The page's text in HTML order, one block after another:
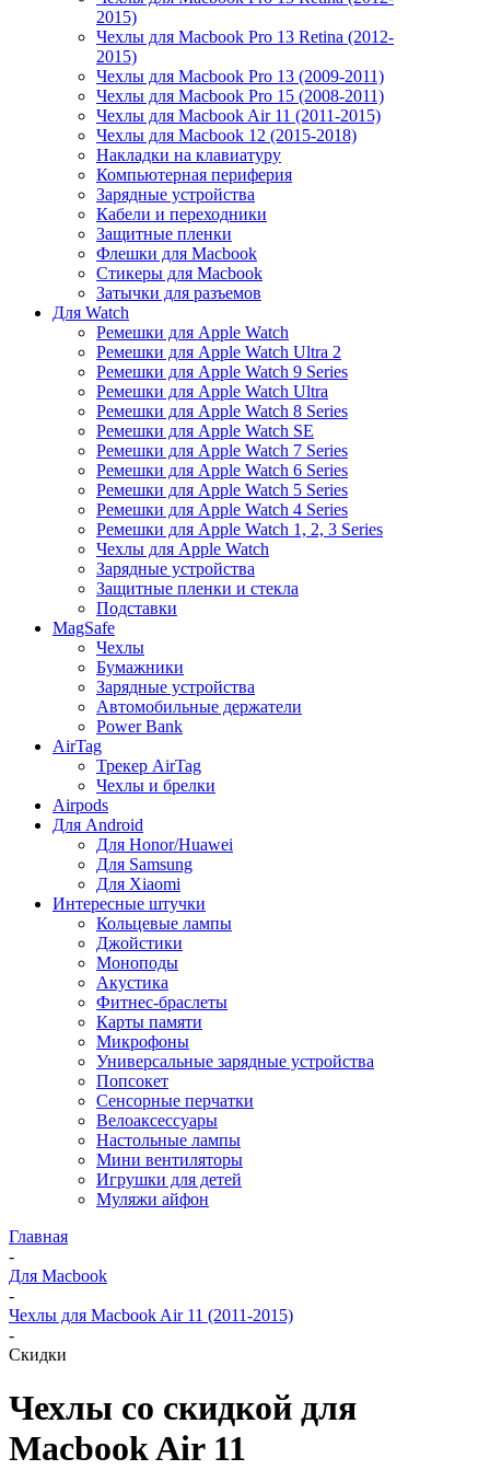
2015)
Чехлы для Macbook Pro 13 Retina (2012-
2015)
Чехлы для Macbook Pro 13 (2009-2011)
Чехлы для Macbook Pro 15 (2008-2011)
Чехлы для Macbook Air 11 (2011-2015)
Чехлы для Macbook 12 (2015-2018)
Накладки на клавиатуру
Компьютерная периферия
Зарядные устройства
Кабели и переходники
Защитные пленки
Флешки для Macbook
Стикеры для Macbook
Затычки для разъемов
Для Watch
Ремешки для Apple Watch
Ремешки для Apple Watch Ultra 2
Ремешки для Apple Watch 9 Series
Ремешки для Apple Watch Ultra
Ремешки для Apple Watch 8 Series
Ремешки для Apple Watch SE
Ремешки для Apple Watch 7 Series
Ремешки для Apple Watch 6 Series
Ремешки для Apple Watch 5 Series
Ремешки для Apple Watch 4 Series
Ремешки для Apple Watch 1, 2, 3 Series
Чехлы для Apple Watch
Зарядные устройства
Защитные пленки и стекла
Подставки
MagSafe
Чехлы
Бумажники
Зарядные устройства
Автомобильные держатели
Power Bank
AirTag
Трекер AirTag
Чехлы и брелки
Airpods
Для Android
Для Honor/Huawei
Для Samsung
Для Xiaomi
Интересные штучки
Кольцевые лампы
Джойстики
Моноподы
Акустика
Фитнес-браслеты
Карты памяти
Микрофоны
Универсальные зарядные устройства
Попсокет
Сенсорные перчатки
Велоаксессуары
Настольные лампы
Мини вентиляторы
Игрушки для детей
Муляжи айфон
Главная
-
Для Macbook
-
Чехлы для Macbook Air 11 (2011-2015)
-
Скидки
Чехлы со скидкой для
Macbook Air 11